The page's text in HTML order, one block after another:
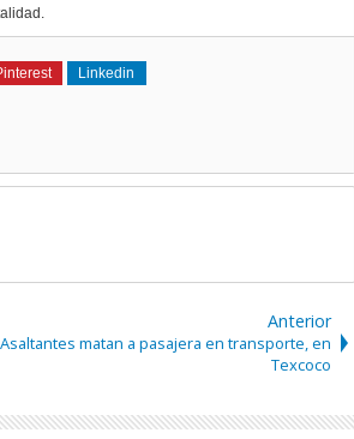
Linkedin
Anterior
Asaltantes matan a pasajera en transporte, en
Texcoco